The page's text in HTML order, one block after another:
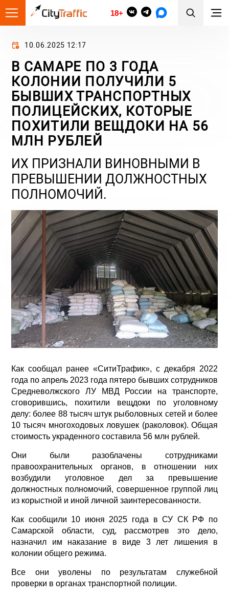
18+
10.06.2025 12:17
В САМАРЕ ПО 3 ГОДА
КОЛОНИИ ПОЛУЧИЛИ 5
БЫВШИХ ТРАНСПОРТНЫХ
ПОЛИЦЕЙСКИХ, КОТОРЫЕ
ПОХИТИЛИ ВЕЩДОКИ НА 56
МЛН РУБЛЕЙ
ИХ ПРИЗНАЛИ ВИНОВНЫМИ В
ПРЕВЫШЕНИИ ДОЛЖНОСТНЫХ
ПОЛНОМОЧИЙ.
Как сообщал ранее «СитиТрафик», с декабря 2022
года по апрель 2023 года пятеро бывших сотрудников
Средневолжского ЛУ МВД России на транспорте,
сговорившись, похитили вещдоки по уголовному
делу: более 88 тысяч штук рыболовных сетей и более
10 тысяч многоходовых ловушек (раколовок). Общая
стоимость украденного составила 56 млн рублей.
Они были разоблачены сотрудниками
правоохранительных органов, в отношении них
возбудили уголовное дел за превышение
должностных полномочий, совершенное группой лиц
из корыстной и иной личной заинтересованности.
Как сообщили 10 июня 2025 года в СУ СК РФ по
Самарской области, суд, рассмотрев это дело,
назначил им наказание в виде 3 лет лишения в
колонии общего режима.
Все они уволены по результатам служебной
проверки в органах транспортной полиции.